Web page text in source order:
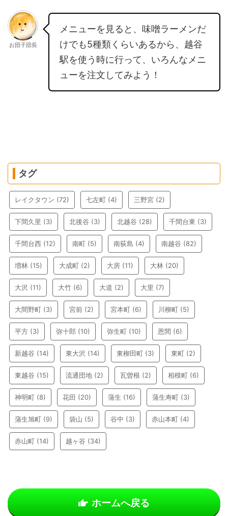
お団子団長
メニューを見ると、味噌ラーメンだ
けでも5種類くらいあるから、越谷
駅を使う時に行って、いろんなメニ
ューを注文してみよう！
タグ
レイクタウン (72) 七左町 (4) 三野宮 (2)
下間久里 (3) 北後谷 (3) 北越谷 (28) 千間台東 (3)
千間台西 (12) 南町 (5) 南荻島 (4) 南越谷 (82)
増林 (15) 大成町 (2) 大房 (11) 大林 (20)
大沢 (11) 大竹 (6) 大道 (2) 大里 (7)
大間野町 (3) 宮前 (2) 宮本町 (6) 川柳町 (5)
平方 (3) 弥十郎 (10) 弥生町 (10) 恩間 (6)
新越谷 (14) 東大沢 (14) 東柳田町 (3) 東町 (2)
東越谷 (15) 流通団地 (2) 瓦曽根 (2) 相模町 (6)
神明町 (8) 花田 (20) 蒲生 (16) 蒲生寿町 (3)
蒲生旭町 (9) 袋山 (5) 谷中 (3) 赤山本町 (4)
赤山町 (14) 越ヶ谷 (34)
ホームへ戻る